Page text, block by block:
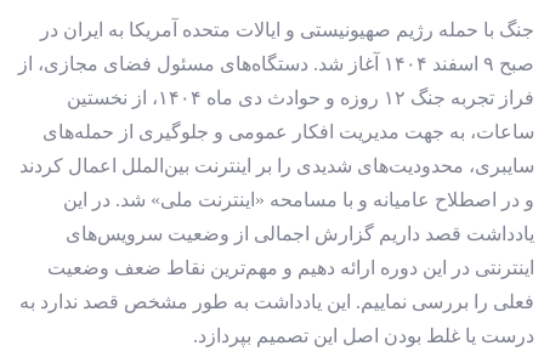
جنگ با حمله رژیم صهیونیستی و ایالات متحده آمریکا به ایران در
صبح ۹ اسفند ۱۴۰۴ آغاز شد. دستگاه‌های مسئول فضای مجازی، از
فراز تجربه جنگ ۱۲ روزه و حوادث دی ماه ۱۴۰۴، از نخستین
ساعات، به جهت مدیریت افکار عمومی و جلوگیری از حمله‌های
سایبری، محدودیت‌های شدیدی را بر اینترنت بین‌الملل اعمال کردند
و در اصطلاح عامیانه و با مسامحه «اینترنت ملی» شد. در این
یادداشت قصد داریم گزارش اجمالی از وضعیت سرویس‌های
اینترنتی در این دوره ارائه دهیم و مهم‌ترین نقاط ضعف وضعیت
فعلی را بررسی نماییم. این یادداشت به طور مشخص قصد ندارد به
درست یا غلط ‌بودن اصل این تصمیم بپردازد.